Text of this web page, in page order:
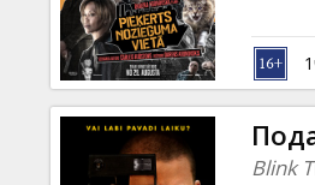
B2B
Клуб
Blink